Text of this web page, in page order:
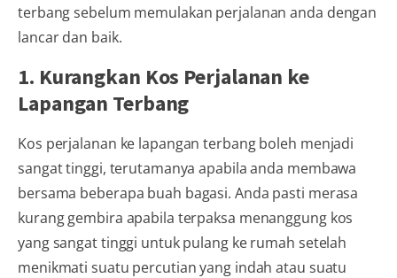
terbang sebelum memulakan perjalanan anda dengan
lancar dan baik.
1. Kurangkan Kos Perjalanan ke
Lapangan Terbang
Kos perjalanan ke lapangan terbang boleh menjadi
sangat tinggi, terutamanya apabila anda membawa
bersama beberapa buah bagasi. Anda pasti merasa
kurang gembira apabila terpaksa menanggung kos
yang sangat tinggi untuk pulang ke rumah setelah
menikmati suatu percutian yang indah atau suatu